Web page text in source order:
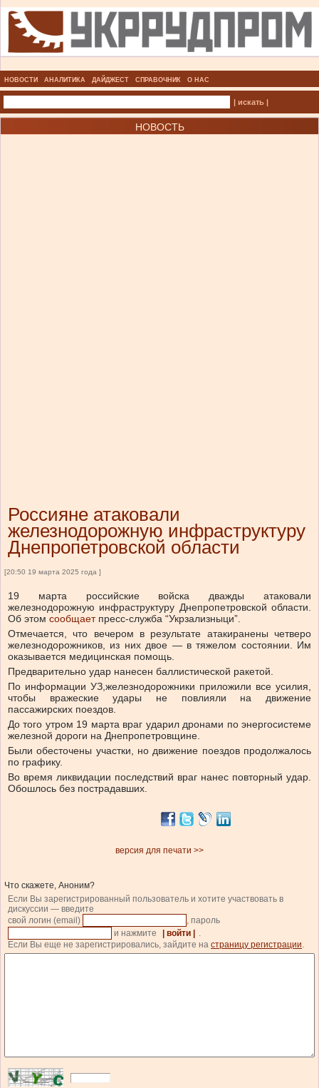
НОВОСТИ АНАЛИТИКА ДАЙДЖЕСТ СПРАВОЧНИК О НАС
| искать |
НОВОСТЬ
Россияне атаковали
железнодорожную инфраструктуру
Днепропетровской области
[20:50 19 марта 2025 года ]
19 марта российские войска дважды атаковали
железнодорожную инфраструктуру Днепропетровской области.
Об этом сообщаетпресс-служба “Укрзализныци”.
Отмечается, что вечером в результате атакиранены четверо
железнодорожников, из них двое — в тяжелом состоянии. Им
оказывается медицинская помощь.
Предварительно удар нанесен баллистической ракетой.
По информации УЗ,железнодорожники приложили все усилия,
чтобы вражеские удары не повлияли на движение
пассажирских поездов.
До того утром 19 марта враг ударил дронами по энергосистеме
железной дороги на Днепропетровщине.
Были обесточены участки, но движение поездов продолжалось
по графику.
Во время ликвидации последствий враг нанес повторный удар.
Обошлось без пострадавших.
версия для печати >>
Что скажете, Аноним?
Если Вы зарегистрированный пользователь и хотите участвовать в
дискуссии — введите
свой логин (email)
, пароль
и нажмите
| войти |
.
Если Вы еще не зарегистрировались, зайдите на страницу регистрации.